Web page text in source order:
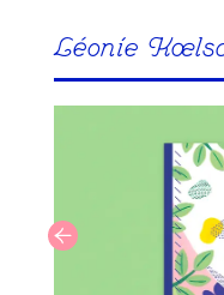
Léonie